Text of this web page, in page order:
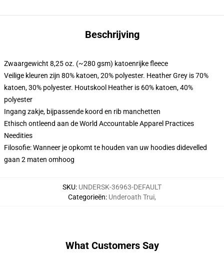
Beschrijving
Zwaargewicht 8,25 oz. (~280 gsm) katoenrijke fleece
Veilige kleuren zijn 80% katoen, 20% polyester. Heather Grey is 70%
katoen, 30% polyester. Houtskool Heather is 60% katoen, 40%
polyester
Ingang zakje, bijpassende koord en rib manchetten
Ethisch ontleend aan de World Accountable Apparel Practices
Needities
Filosofie: Wanneer je opkomt te houden van uw hoodies didevelled
gaan 2 maten omhoog
SKU: UNDERSK-36963-DEFAULT
Categorieën: Underoath Trui,
What Customers Say